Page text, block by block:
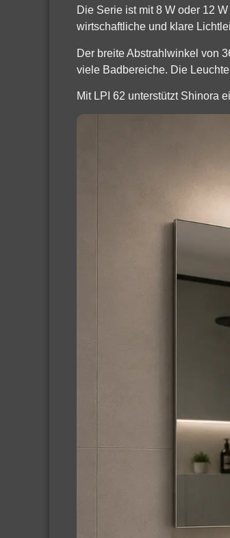
Die Serie ist mit 8 W oder 12
wirtschaftliche und klare
Der breite Abstrahlwinkel von
viele Badbereiche. Die
Mit LPI 62 unterstützt Shinora